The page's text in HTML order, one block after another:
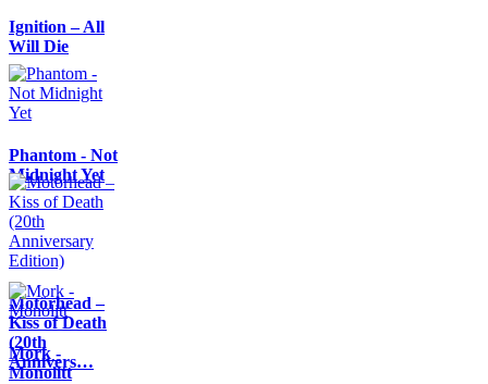
Ignition – All
Will Die
Phantom - Not
Midnight Yet
Motörhead –
Kiss of Death
(20th
Annivers…
Mork -
Monolitt